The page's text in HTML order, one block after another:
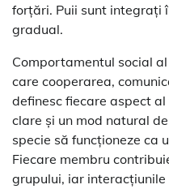
forțări. Puii sunt integrați
gradual.
Comportamentul social
care cooperarea,
definesc fiecare aspect
clare și un mod natural
specie să funcționeze ca
Fiecare membru
grupului, iar